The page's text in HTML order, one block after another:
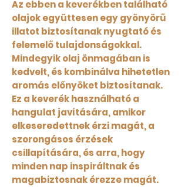
Az ebben a keverékben található
olajok együttesen egy gyönyörű
illatot biztosítanak nyugtató és
felemelő tulajdonságokkal.
Mindegyik olaj önmagában is
kedvelt, és kombinálva hihetetlen
aromás előnyöket biztosítanak.
Ez a keverék használható a
hangulat javítására, amikor
elkeseredettnek érzi magát, a
szorongásos érzések
csillapítására, és arra, hogy
minden nap inspiráltnak és
magabiztosnak érezze magát.